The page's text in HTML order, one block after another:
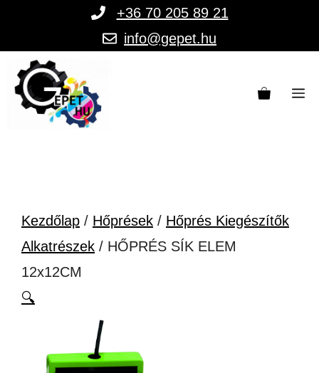
tartalomba
+36 70 205 89 21
info@gepet.hu
Kezdőlap / Hőprések / Hőprés Kiegészítők
Alkatrészek / HŐPRÉS SÍK ELEM
12x12CM
🔍